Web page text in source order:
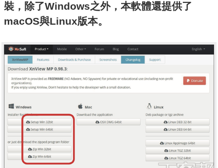
裝，除了Windows之外，本軟體還提供了
macOS與Linux版本。